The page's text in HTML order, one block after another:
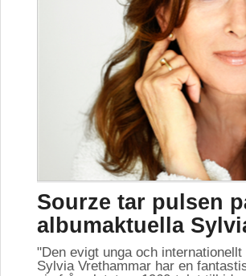
Sourze tar pulsen
albumaktuella
"Den evigt unga och
Sylvia Vrethammar har en